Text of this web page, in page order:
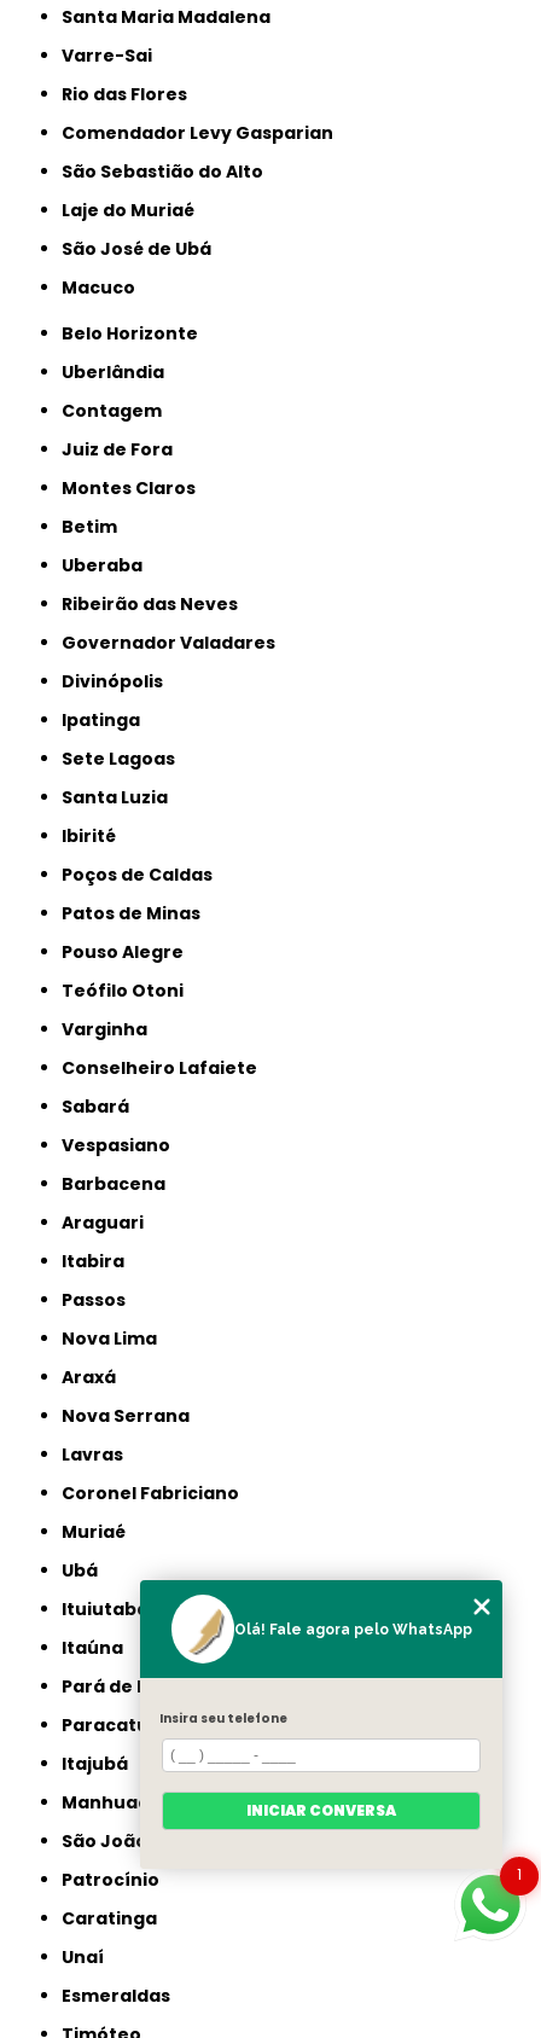
Santa Maria Madalena
Varre-Sai
Rio das Flores
Comendador Levy Gasparian
São Sebastião do Alto
Laje do Muriaé
São José de Ubá
Macuco
Belo Horizonte
Uberlândia
Contagem
Juiz de Fora
Montes Claros
Betim
Uberaba
Ribeirão das Neves
Governador Valadares
Divinópolis
Ipatinga
Sete Lagoas
Santa Luzia
Ibirité
Poços de Caldas
Patos de Minas
Pouso Alegre
Teófilo Otoni
Varginha
Conselheiro Lafaiete
Sabará
Vespasiano
Barbacena
Araguari
Itabira
Passos
Nova Lima
Araxá
Nova Serrana
Lavras
Coronel Fabriciano
Muriaé
Ubá
Ituiutaba
Itaúna
Pará de Minas
Paracatu
Itajubá
Manhuaçu
São João del Rei
Patrocínio
Caratinga
Unaí
Esmeraldas
1
Olá! Fale agora pelo WhatsApp
Insira seu telefone
INICIAR CONVERSA